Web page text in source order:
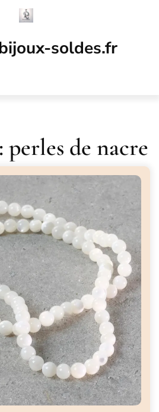
soldes.fr
perles de nacre